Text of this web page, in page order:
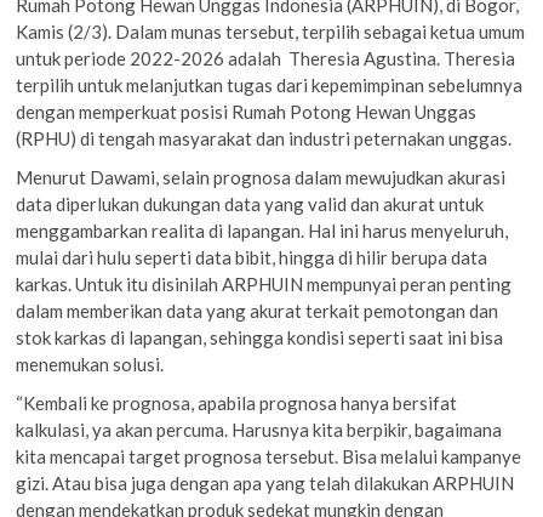
Rumah Potong Hewan Unggas Indonesia (ARPHUIN), di Bogor,
Kamis (2/3). Dalam munas tersebut, terpilih sebagai ketua umum
untuk periode 2022-2026 adalah Theresia Agustina. Theresia
terpilih untuk melanjutkan tugas dari kepemimpinan sebelumnya
dengan memperkuat posisi Rumah Potong Hewan Unggas
(RPHU) di tengah masyarakat dan industri peternakan unggas.
Menurut Dawami, selain prognosa dalam mewujudkan akurasi
data diperlukan dukungan data yang valid dan akurat untuk
menggambarkan realita di lapangan. Hal ini harus menyeluruh,
mulai dari hulu seperti data bibit, hingga di hilir berupa data
karkas. Untuk itu disinilah ARPHUIN mempunyai peran penting
dalam memberikan data yang akurat terkait pemotongan dan
stok karkas di lapangan, sehingga kondisi seperti saat ini bisa
menemukan solusi.
“Kembali ke prognosa, apabila prognosa hanya bersifat
kalkulasi, ya akan percuma. Harusnya kita berpikir, bagaimana
kita mencapai target prognosa tersebut. Bisa melalui kampanye
gizi. Atau bisa juga dengan apa yang telah dilakukan ARPHUIN
dengan mendekatkan produk sedekat mungkin dengan